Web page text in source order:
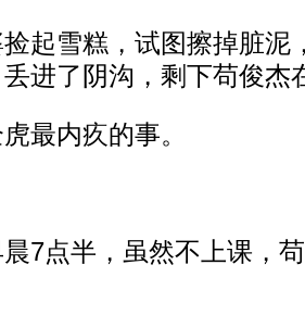
雪糕，试图擦掉脏泥
进了阴沟，剩下苟俊杰
内疚的事。
点半，虽然不上课，苟